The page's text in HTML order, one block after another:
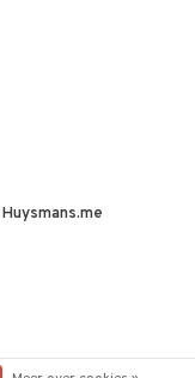
Huysmans.me